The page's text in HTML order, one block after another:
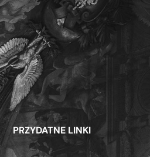
PRZYDATNE LINKI